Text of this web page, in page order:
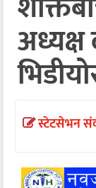
अर्थ
खेलकुद
मनोरञ्जन
अध्यक्ष
स्टेटसेभन